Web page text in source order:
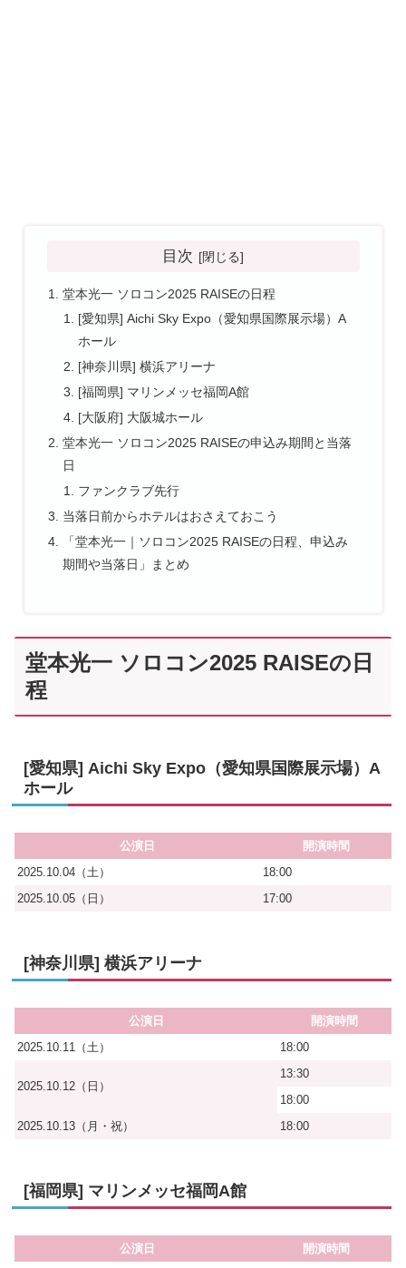
目次
堂本光一 ソロコン2025 RAISEの日程
[愛知県] Aichi Sky Expo（愛知県国際展示場）A
ホール
[神奈川県] 横浜アリーナ
[福岡県] マリンメッセ福岡A館
[大阪府] 大阪城ホール
堂本光一 ソロコン2025 RAISEの申込み期間と当落
日
ファンクラブ先行
当落日前からホテルはおさえておこう
「堂本光一｜ソロコン2025 RAISEの日程、申込み
期間や当落日」まとめ
堂本光一 ソロコン2025 RAISEの日
程
[愛知県] Aichi Sky Expo（愛知県国際展示場）A
ホール
公演日
開演時間
2025.10.04（土）
18:00
2025.10.05（日）
17:00
[神奈川県] 横浜アリーナ
公演日
開演時間
2025.10.11（土）
18:00
2025.10.12（日）
13:30
18:00
2025.10.13（月・祝）
18:00
[福岡県] マリンメッセ福岡A館
公演日 開演時間